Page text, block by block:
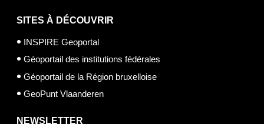
SITES À DÉCOUVRIR
INSPIRE Geoportal
Géoportail des institutions fédérales
Géoportail de la Région bruxelloise
GeoPunt Vlaanderen
NEWSLETTER